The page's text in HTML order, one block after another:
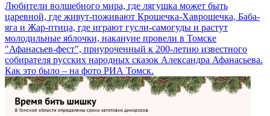
Любители волшебного мира, где лягушка может быть
царевной, где живут-поживают Крошечка-Хаврошечка, Баба-
яга и Жар-птица, где играют гусли-самогуды и растут
молодильные яблочки, накануне провели в Томске
"Афанасьев-фест", приуроченный к 200-летию известного
собирателя русских народных сказок Александра Афанасьева.
Как это было – на фото РИА Томск.